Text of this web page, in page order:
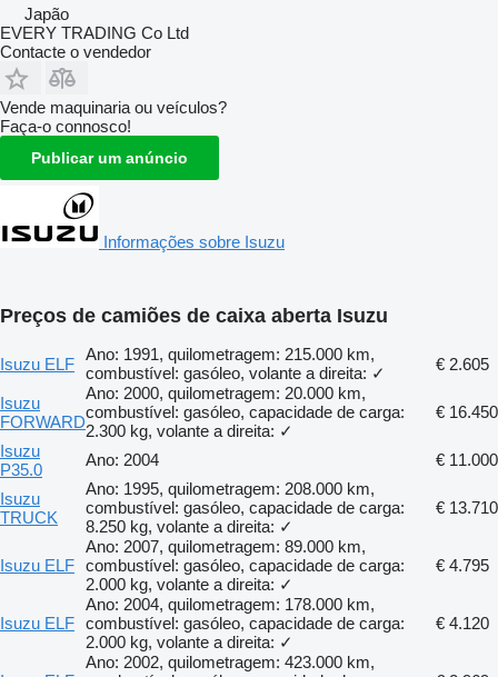
Japão
EVERY TRADING Co Ltd
Contacte o vendedor
Vende maquinaria ou veículos?
Faça-o connosco!
Publicar um anúncio
Informações sobre Isuzu
Preços de camiões de caixa aberta Isuzu
Isuzu ELF
Ano: 1991, quilometragem: 215.000 km,
combustível: gasóleo, volante a direita: ✓
€ 2.605
Isuzu
FORWARD
Ano: 2000, quilometragem: 20.000 km,
combustível: gasóleo, capacidade de carga:
2.300 kg, volante a direita: ✓
€ 16.450
Isuzu
P35.0
Ano: 2004 € 11.000
Isuzu
TRUCK
Ano: 1995, quilometragem: 208.000 km,
combustível: gasóleo, capacidade de carga:
8.250 kg, volante a direita: ✓
€ 13.710
Isuzu ELF
Ano: 2007, quilometragem: 89.000 km,
combustível: gasóleo, capacidade de carga:
2.000 kg, volante a direita: ✓
€ 4.795
Isuzu ELF
Ano: 2004, quilometragem: 178.000 km,
combustível: gasóleo, capacidade de carga:
2.000 kg, volante a direita: ✓
€ 4.120
Ano: 2002, quilometragem: 423.000 km,